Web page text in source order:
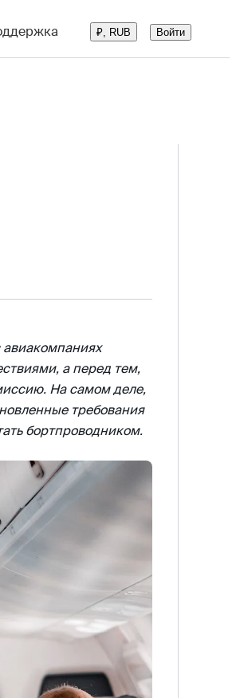
₽, RUB Войти
авиакомпаниях
а перед тем,
На самом деле,
требования
бортпроводником.